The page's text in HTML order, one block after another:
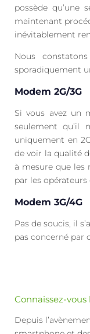
possède qu’une
maintenant
inévitablement
Nous
sporadiquement
Modem 2G/3G
Si vous avez un
seulement qu’il
uniquement en
de voir la qualité
à mesure que les
par les opérateurs
Modem 3G/4G
Pas de soucis, il
pas concerné par
Connaissez-vous
Depuis